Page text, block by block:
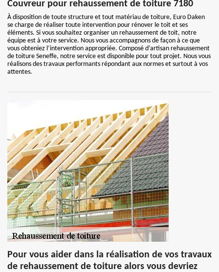
Couvreur pour rehaussement de toiture 7180
À disposition de toute structure et tout matériau de toiture, Euro Daken
se charge de réaliser toute intervention pour rénover le toit et ses
éléments. Si vous souhaitez organiser un rehaussement de toit, notre
équipe est à votre service. Nous vous accompagnons de façon à ce que
vous obteniez l’intervention appropriée. Composé d’artisan rehaussement
de toiture Seneffe, notre service est disponible pour tout projet. Nous vous
réalisons des travaux performants répondant aux normes et surtout à vos
attentes.
Pour vous aider dans la réalisation de vos travaux
de rehaussement de toiture alors vous devriez